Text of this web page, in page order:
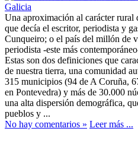
Una aproximación al carácter
que decía el escritor, periodista y
Cunqueiro; o el país del millón de
periodista -este más
Estas son dos definiciones que
de nuestra tierra, una comunidad
315 municipios (94 de A Coruña,
en Pontevedra) y más de 30.000
una alta dispersión demográfica,
pueblos y ...
No hay comentarios » Leer más ...